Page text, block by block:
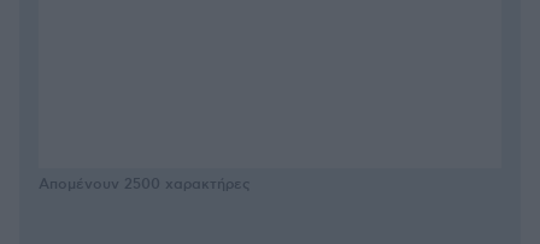
Απομένουν 2500 χαρακτήρες